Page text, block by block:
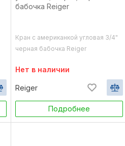
Кран с американкой угловая 3/4"
черная бабочка Reiger
Нет в наличии
Reiger
Подробнее